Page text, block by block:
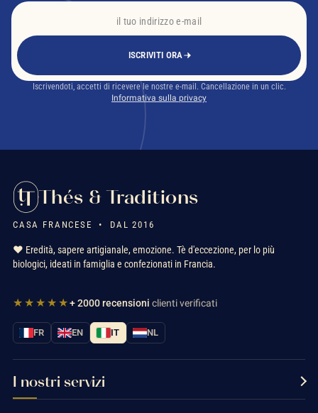
ISCRIVITI ORA
Iscrivendoti, accetti di ricevere le nostre e-mail. Cancellazione in un clic.
Informativa sulla privacy
Thés & Traditions
CASA FRANCESE • DAL 2016
❤️ Eredità, sapere artigianale, emozione. Tè d'eccezione, per lo più
biologici, ideati in famiglia e confezionati in Francia.
★★★★★+ 2000 recensioni clienti verificati
FR EN IT NL
I nostri servizi